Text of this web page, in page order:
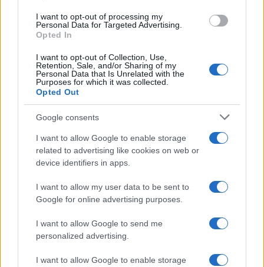
I want to opt-out of processing my
Personal Data for Targeted Advertising.
Opted In
I want to opt-out of Collection, Use,
Retention, Sale, and/or Sharing of my
Personal Data that Is Unrelated with the
Purposes for which it was collected.
Opted Out
Google consents
I want to allow Google to enable storage
related to advertising like cookies on web or
device identifiers in apps.
I want to allow my user data to be sent to
Google for online advertising purposes.
I want to allow Google to send me
personalized advertising.
I want to allow Google to enable storage
ilitrinoćenja u HOSTELU